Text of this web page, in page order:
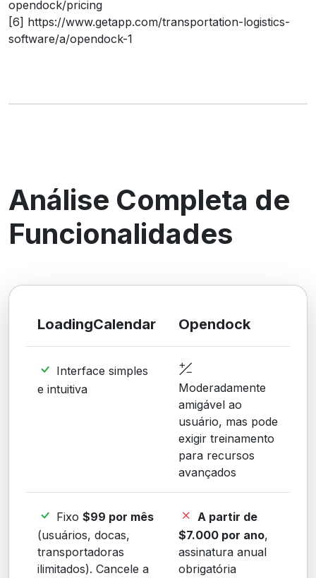
opendock/pricing
[6] https://www.getapp.com/transportation-logistics-
software/a/opendock-1
Análise Completa de
Funcionalidades
LoadingCalendar Opendock
Interface simples
e intuitiva
Moderadamente
amigável ao
usuário, mas pode
exigir treinamento
para recursos
avançados
Fixo $99 por mês
(usuários, docas,
transportadoras
ilimitados). Cancele a
A partir de
$7.000 por ano,
assinatura anual
obrigatória